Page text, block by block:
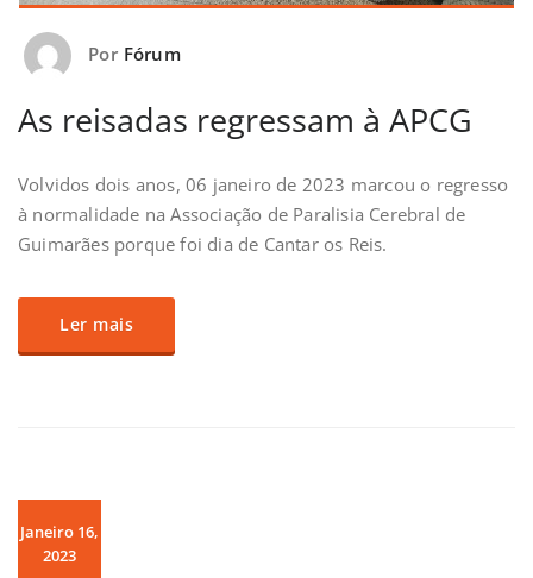
Por Fórum
As reisadas regressam à APCG
Volvidos dois anos, 06 janeiro de 2023 marcou o regresso
à normalidade na Associação de Paralisia Cerebral de
Guimarães porque foi dia de Cantar os Reis.
Ler mais
Janeiro 16,
2023